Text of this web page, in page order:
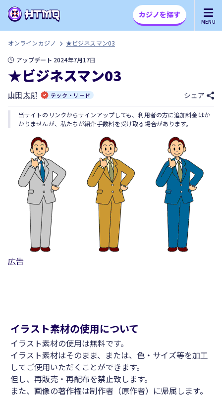
MENU
カジノを探す
オンラインカジノ
★ビジネスマン03
アップデート 2024年7月17日
★ビジネスマン03
山田 太郎 テック・リード シェア
当サイトのリンクからサインアップしても、利用者の方に追加料金はか
かりませんが、私たちが紹介手数料を受け取る場合があります。
広告
イラスト素材の使用について
イラスト素材の使用は無料です。
イラスト素材はそのまま、または、色・サイズ等を加工
してご使用いただくことができます。
但し、再販売・再配布を禁止致します。
また、画像の著作権は制作者（原作者）に帰属します。